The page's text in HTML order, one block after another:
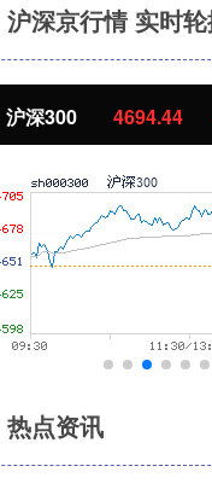
沪深京行情 实时
北证50 1134.24
热点资讯